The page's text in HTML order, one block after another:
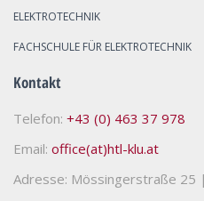
ELEKTROTECHNIK
FACHSCHULE FÜR ELEKTROTECHNIK
Kontakt
Telefon: +43 (0) 463 37 978
Email: office(at)htl-klu.at
Adresse: Mössingerstraße 25 |